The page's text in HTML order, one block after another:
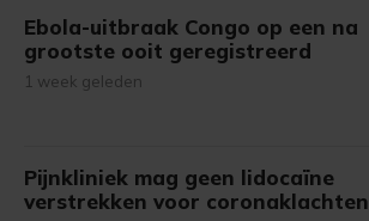
Ebola-uitbraak Congo op een na
grootste ooit geregistreerd
1 week geleden
Pijnkliniek mag geen lidocaïne
verstrekken voor coronaklachten